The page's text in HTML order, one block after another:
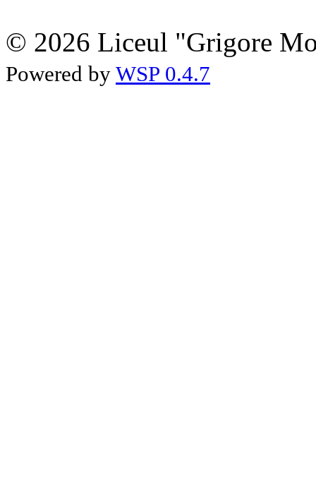
© 2026 Liceul "Grigore
Powered by WSP 0.4.7